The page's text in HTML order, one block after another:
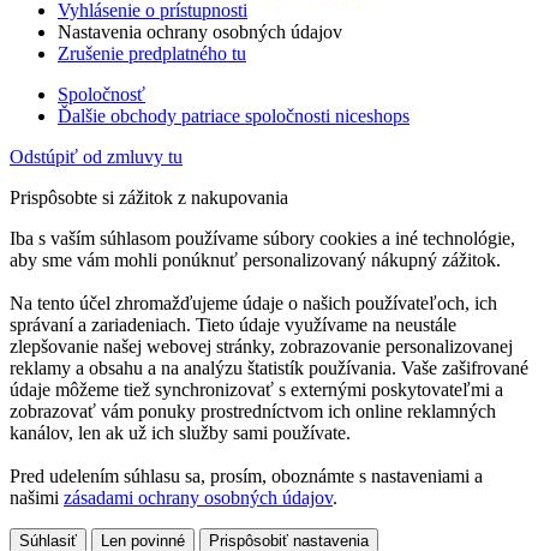
Vyhlásenie o prístupnosti
Nastavenia ochrany osobných údajov
Zrušenie predplatného tu
Spoločnosť
Ďalšie obchody patriace spoločnosti niceshops
Odstúpiť od zmluvy tu
Prispôsobte si zážitok z nakupovania
Iba s vaším súhlasom používame súbory cookies a iné technológie,
aby sme vám mohli ponúknuť personalizovaný nákupný zážitok.
Na tento účel zhromažďujeme údaje o našich používateľoch, ich
správaní a zariadeniach. Tieto údaje využívame na neustále
zlepšovanie našej webovej stránky, zobrazovanie personalizovanej
reklamy a obsahu a na analýzu štatistík používania. Vaše zašifrované
údaje môžeme tiež synchronizovať s externými poskytovateľmi a
zobrazovať vám ponuky prostredníctvom ich online reklamných
kanálov, len ak už ich služby sami používate.
Pred udelením súhlasu sa, prosím, oboznámte s nastaveniami a
našimi zásadami ochrany osobných údajov.
Súhlasiť Len povinné Prispôsobiť nastavenia